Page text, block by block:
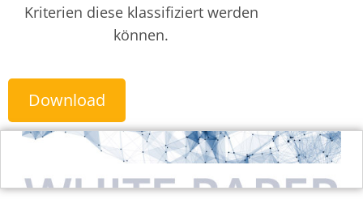
Kriterien diese klassifiziert werden
können.
Download